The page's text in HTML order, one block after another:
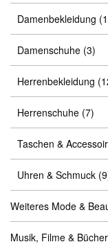
Damenbekleidung
Damenschuhe (3)
Herrenbekleidung
Herrenschuhe (7)
Taschen &
Uhren & Schmuck
Weiteres Mode &
Musik, Filme & Bücher